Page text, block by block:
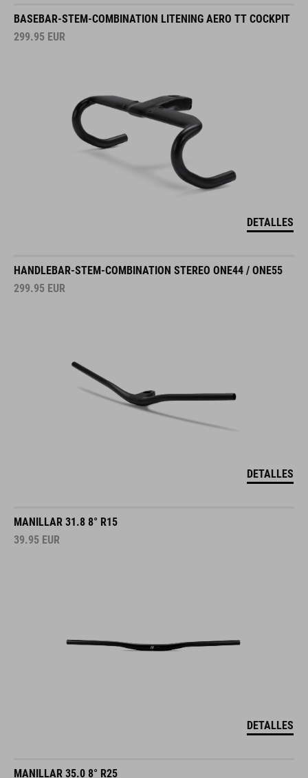
BASEBAR-STEM-COMBINATION LITENING AERO TT COCKPIT
299.95 EUR
DETALLES
HANDLEBAR-STEM-COMBINATION STEREO ONE44 / ONE55
299.95 EUR
DETALLES
MANILLAR 31.8 8° R15
39.95 EUR
DETALLES
MANILLAR 35.0 8° R25